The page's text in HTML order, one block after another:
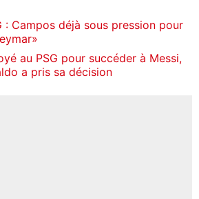
: Campos déjà sous pression pour
au PSG pour succéder à Messi,
a pris sa décision